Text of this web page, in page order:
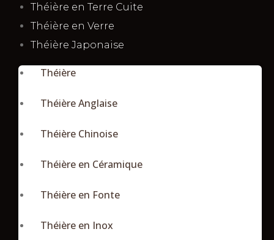
Théière en Terre Cuite
Théière en Verre
Théière Japonaise
Théière
Théière Anglaise
Théière Chinoise
Théière en Céramique
Théière en Fonte
Théière en Inox